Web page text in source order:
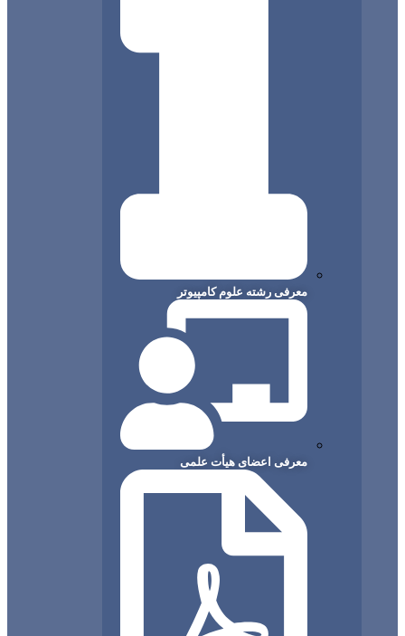
معرفی رشته علوم کامپیوتر
معرفی اعضای هیأت علمی